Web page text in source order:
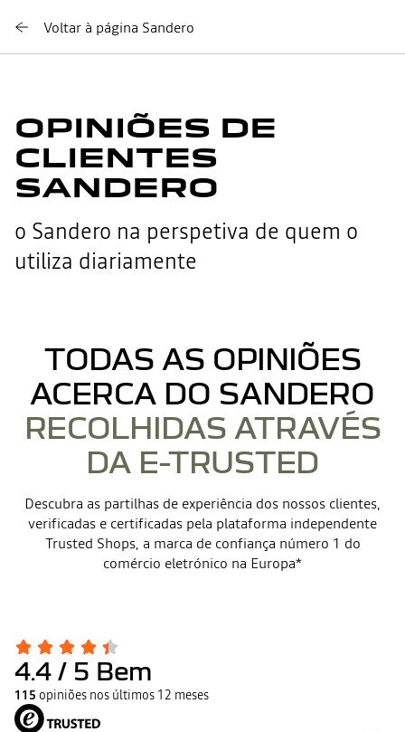
Voltar à página Sandero
OPINIÕES DE
CLIENTES
SANDERO
o Sandero na perspetiva de quem o
utiliza diariamente
TODAS AS OPINIÕES
ACERCA DO SANDERO
RECOLHIDAS ATRAVÉS
DA E-TRUSTED
Descubra as partilhas de experiência dos nossos clientes,
verificadas e certificadas pela plataforma independente
Trusted Shops, a marca de confiança número 1 do
comércio eletrónico na Europa*
4.4 / 5 Bem
115 opiniões nos últimos 12 meses